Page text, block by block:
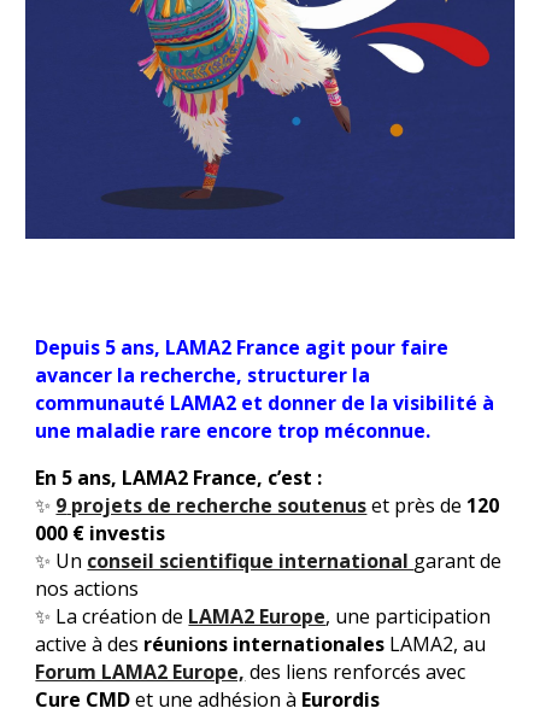
Depuis 5 ans, LAMA2 France agit pour faire
avancer la recherche, structurer la
communauté LAMA2 et donner de la visibilité à
une maladie rare encore trop méconnue.
En 5 ans, LAMA2 France, c’est :
✨ 9 projets de recherche soutenus et prèsde 120
000 € investis
✨ Un conseil scientifique international garant de
nos actions
✨ La création de LAMA2 Europe, une participation
active à des réunions internationales LAMA2, au
Forum LAMA2 Europe, des liens renforcés avec
Cure CMDet une adhésion à Eurordis